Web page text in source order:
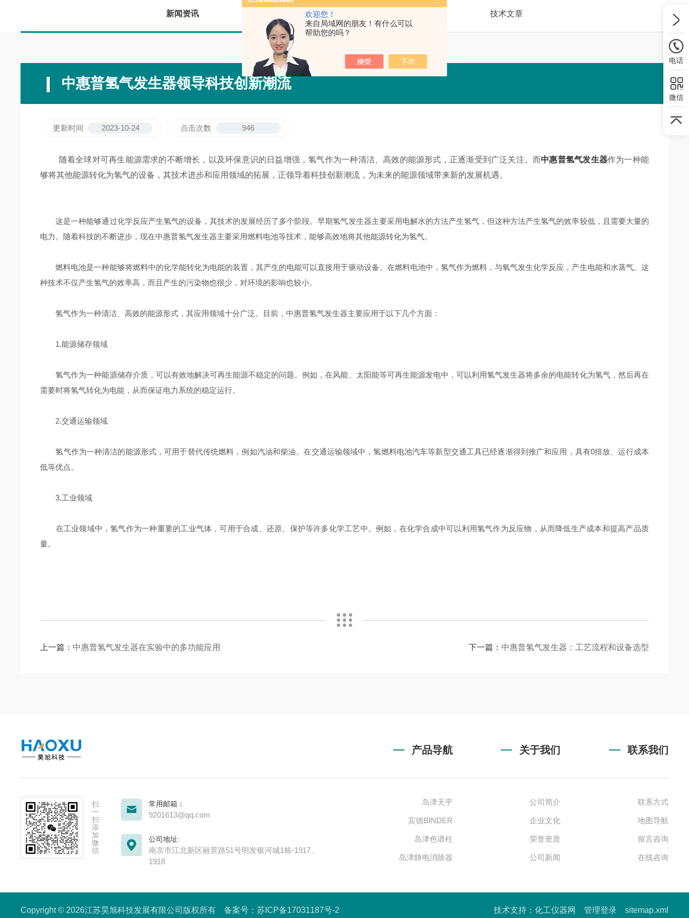
欢迎您！
来自局域网的朋友！有什么可以
帮助您的吗？
新闻资讯 技术文章
中惠普氢气发生器领导科技创新潮流
更新时间 2023-10-24 点击次数 946
随着全球对可再生能源需求的不断增长，以及环保意识的日益增强，氢气作为一种清洁、高效的能源形式，正逐渐受到广泛关注。而中惠普氢气发生器作为一种能
够将其他能源转化为氢气的设备，其技术进步和应用领域的拓展，正领导着科技创新潮流，为未来的能源领域带来新的发展机遇。
这是一种能够通过化学反应产生氢气的设备，其技术的发展经历了多个阶段。早期氢气发生器主要采用电解水的方法产生氢气，但这种方法产生氢气的效率较低，且需要大量的
电力。随着科技的不断进步，现在中惠普氢气发生器主要采用燃料电池等技术，能够高效地将其他能源转化为氢气。
燃料电池是一种能够将燃料中的化学能转化为电能的装置，其产生的电能可以直接用于驱动设备。在燃料电池中，氢气作为燃料，与氧气发生化学反应，产生电能和水蒸气。这
种技术不仅产生氢气的效率高，而且产生的污染物也很少，对环境的影响也较小。
氢气作为一种清洁、高效的能源形式，其应用领域十分广泛。目前，中惠普氢气发生器主要应用于以下几个方面：
1.能源储存领域
氢气作为一种能源储存介质，可以有效地解决可再生能源不稳定的问题。例如，在风能、太阳能等可再生能源发电中，可以利用氢气发生器将多余的电能转化为氢气，然后再在
需要时将氢气转化为电能，从而保证电力系统的稳定运行。
2.交通运输领域
氢气作为一种清洁的能源形式，可用于替代传统燃料，例如汽油和柴油。在交通运输领域中，氢燃料电池汽车等新型交通工具已经逐渐得到推广和应用，具有0排放、运行成本
低等优点。
3.工业领域
在工业领域中，氢气作为一种重要的工业气体，可用于合成、还原、保护等许多化学工艺中。例如，在化学合成中可以利用氢气作为反应物，从而降低生产成本和提高产品质
量。
上一篇： 中惠普氢气发生器在实验中的多功能应用 下一篇： 中惠普氢气发生器：工艺流程和设备选型
产品导航 关于我们 联系我们
扫
一
扫
添
加
微
信
常用邮箱：
9201613@qq.com
公司地址:
南京市江北新区丽景路51号明发银河城1栋-1917、
1918
岛津天平
宾德BINDER
岛津色谱柱
岛津静电消除器
公司简介
企业文化
荣誉资质
公司新闻
联系方式
地图导航
留言咨询
在线咨询
Copyright © 2026江苏昊旭科技发展有限公司版权所有备案号：苏ICP备17031187号-2 技术支持： 化工仪器网 管理登录 sitemap.xml
电话
微信